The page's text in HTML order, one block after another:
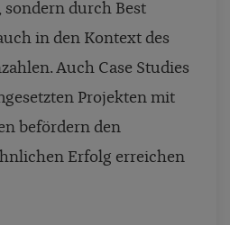
durch Best
in den Kontext des
Auch Case Studies
Projekten mit
befördern den
Erfolg erreichen